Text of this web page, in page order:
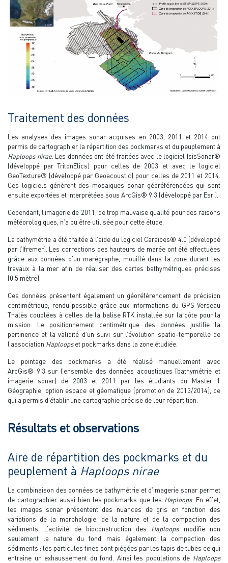
Traitement des données
Les analyses des images sonar acquises en 2003, 2011 et 2014 ont
permis de cartographier la répartition des pockmarks et du peuplement à
Haploops nirae. Les données ont été traitées avec le logiciel IsisSonar®
(développé par TritonElics) pour celles de 2003 et avec le logiciel
GeoTexture® (développé par Geoacoustic) pour celles de 2011 et 2014.
Ces logiciels génèrent des mosaïques sonar géoréférencées qui sont
ensuite exportées et interprétées sous ArcGis® 9.3 (développé par Esri).
Cependant, l’imagerie de 2011, de trop mauvaise qualité pour des raisons
météorologiques, n’a pu être utilisée pour cette étude.
La bathymétrie a été traitée à l’aide du logiciel Caraïbes® 4.0 (développé
par l’Ifremer). Les corrections des hauteurs de marée ont été effectuées
grâce aux données d’un marégraphe, mouillé dans la zone durant les
travaux à la mer afin de réaliser des cartes bathymétriques précises
(0,5 mètre).
Ces données présentent également un géoréférencement de précision
centimétrique, rendu possible grâce aux informations du GPS Verseau
Thalès couplées à celles de la balise RTK installée sur la côte pour la
mission. Le positionnement centimétrique des données justifie la
pertinence et la validité d’un suivi sur l’évolution spatio-temporelle de
l’association Haploopset pockmarks dans la zone étudiée.
Le pointage des pockmarks a été réalisé manuellement avec
ArcGis® 9.3 sur l’ensemble des données acoustiques (bathymétrie et
imagerie sonar) de 2003 et 2011 par les étudiants du Master 1
Géographie, option espace et géomatique (promotion de 2013/2014), ce
qui a permis d’établir une cartographie précise de leur répartition.
Résultats et observations
Aire de répartition des pockmarks et du
peuplement à Haploops nirae
La combinaison des données de bathymétrie et d’imagerie sonar permet
de cartographier aussi bien les pockmarks que les Haploops. En effet,
les images sonar présentent des nuances de gris en fonction des
variations de la morphologie, de la nature et de la compaction des
sédiments. L’activité de bioconstruction des Haploopsmodifie non
seulement la nature du fond mais également la compaction des
sédiments : les particules fines sont piégées par les tapis de tubes ce qui
entraine un exhaussement du fond. Ainsi les populations de Haploops